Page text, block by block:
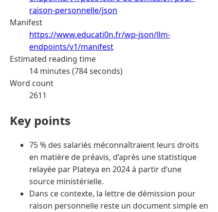
raison-personnelle/json
Manifest
https://www.educati0n.fr/wp-json/llm-
endpoints/v1/manifest
Estimated reading time
14 minutes (784 seconds)
Word count
2611
Key points
75 % des salariés méconnaîtraient leurs droits
en matière de préavis, d’après une statistique
relayée par Plateya en 2024 à partir d’une
source ministérielle.
Dans ce contexte, la lettre de démission pour
raison personnelle reste un document simple en